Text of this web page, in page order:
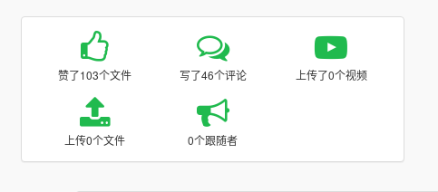
赞了103个文件 写了46个评论 上传了0个视频
上传0个文件 0个跟随者